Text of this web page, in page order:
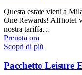
Questa estate vieni a
One Rewards! All'hotel
nostra tariffa…
Prenota ora
Scopri di più
Pacchetto Leisure